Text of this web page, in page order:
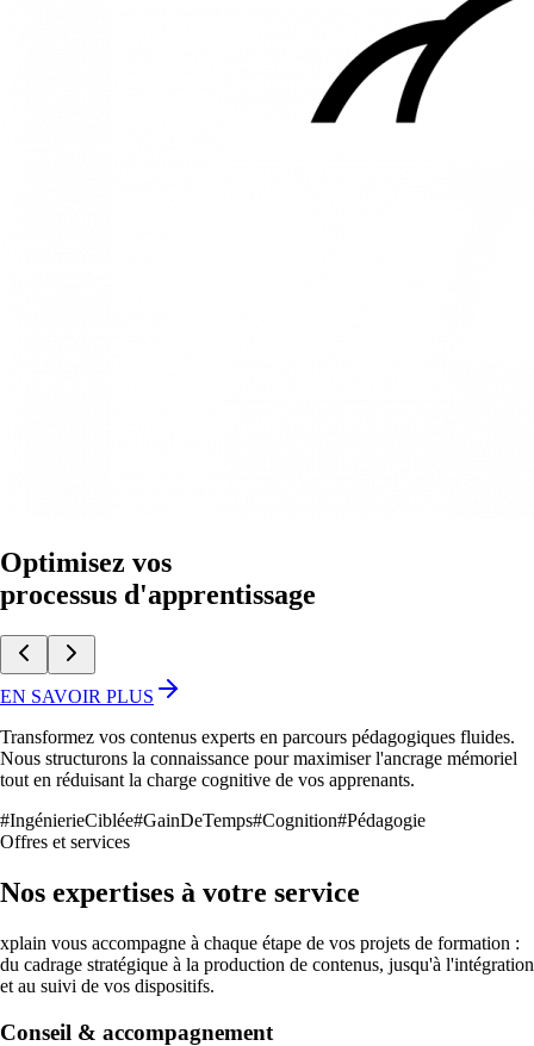
Optimisez vos
processus d'apprentissage
EN SAVOIR PLUS
Transformez vos contenus experts en parcours pédagogiques fluides.
Nous structurons la connaissance pour maximiser l'ancrage mémoriel
tout en réduisant la charge cognitive de vos apprenants.
#IngénierieCiblée#GainDeTemps#Cognition#Pédagogie
Offres et services
Nos expertises à votre service
xplain vous accompagne à chaque étape de vos projets de formation :
du cadrage stratégique à la production de contenus, jusqu'à l'intégration
et au suivi de vos dispositifs.
Conseil & accompagnement